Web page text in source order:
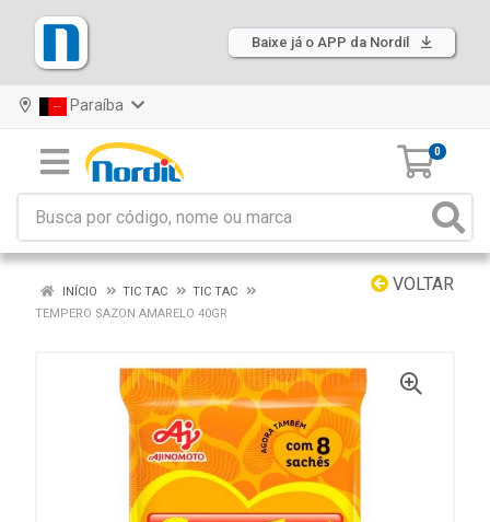
Baixe já o APP da Nordil
Paraíba
0
VOLTAR
INÍCIO TIC TAC
TIC TAC
TEMPERO SAZON AMARELO 40GR